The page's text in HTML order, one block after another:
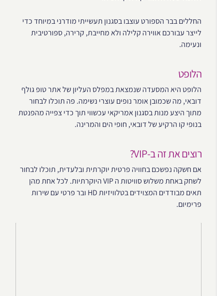
החללים בבר הספורט עוצבו בסגנון תעשייתי מודרני במיוחד כדי
לייצר עבורכם אווירה קלילה ולא מחייבת, קרירה, ספורטיבית
ונעימה.
הלופט
הלופט היא המסעדה שנמצאת במפלס העליון של אתר טופ גולף
דובאי, מה שכמובן אומר נופים עוצרי נשימה. פה תוכלו לבחור
מתוך היצע מנות בסגנון אמריקאי עכשווי תוך כדי צפייה מהפנטת
בנופי קו הרקיע של דובאי, חופי הים והמרינה.
רוצים את זה ב-VIP?
אם חשקה נפשכם בחוויה פרטית יוקרתית ובלעדית, תוכלו לבחור
לשחק באחת משלוש סוויטות ה VIP היוקרתיות. לכל אחת מהן
תאים מבודדים המצוידים בטלוויזיות HD ובר פרטי עם שירות
פרימיום.